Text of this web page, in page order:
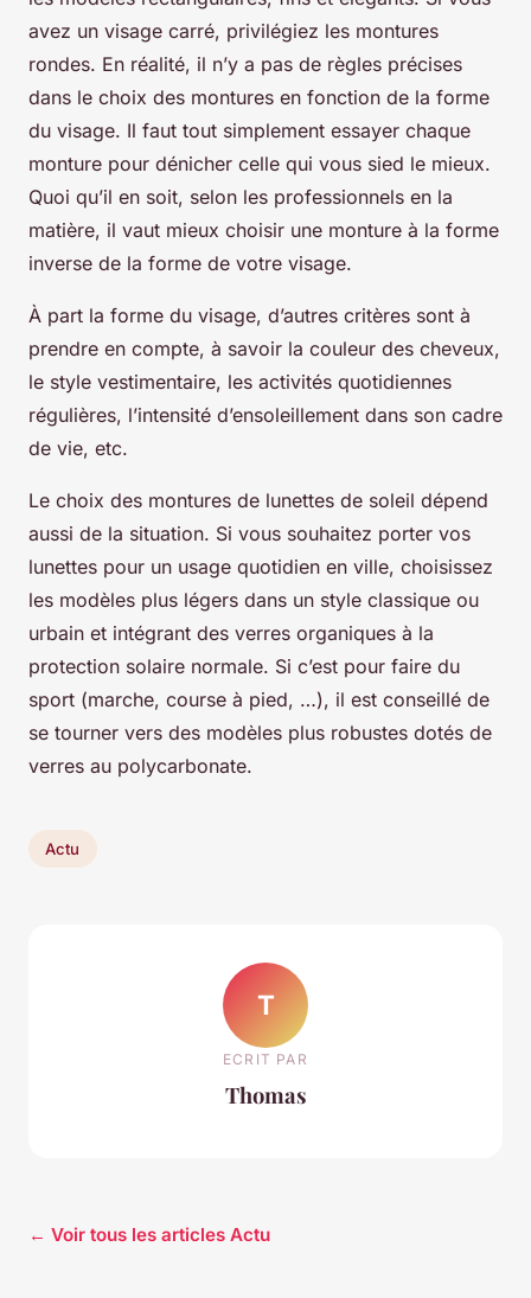
avez un visage carré, privilégiez les montures
rondes. En réalité, il n’y a pas de règles précises
dans le choix des montures en fonction de la forme
du visage. Il faut tout simplement essayer chaque
monture pour dénicher celle qui vous sied le mieux.
Quoi qu’il en soit, selon les professionnels en la
matière, il vaut mieux choisir une monture à la forme
inverse de la forme de votre visage.
À part la forme du visage, d’autres critères sont à
prendre en compte, à savoir la couleur des cheveux,
le style vestimentaire, les activités quotidiennes
régulières, l’intensité d’ensoleillement dans son cadre
de vie, etc.
Le choix des montures de lunettes de soleil dépend
aussi de la situation. Si vous souhaitez porter vos
lunettes pour un usage quotidien en ville, choisissez
les modèles plus légers dans un style classique ou
urbain et intégrant des verres organiques à la
protection solaire normale. Si c’est pour faire du
sport (marche, course à pied, …), il est conseillé de
se tourner vers des modèles plus robustes dotés de
verres au polycarbonate.
Actu
T
ECRIT PAR
Thomas
← Voir tous les articles Actu